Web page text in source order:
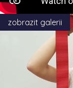
zobrazit galerii